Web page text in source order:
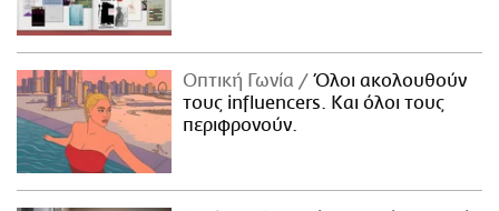
Οπτική Γωνία
Όλοι ακολουθούν
τους influencers. Και όλοι τους
περιφρονούν.